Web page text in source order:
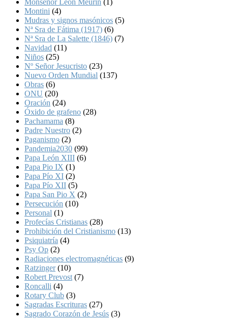
Montini (4)
Mudras y signos masónicos (5)
Nª Sra de Fátima (1917) (6)
Nª Sra de La Salette (1846) (7)
Navidad (11)
Niños (25)
Nº Señor Jesucristo (23)
Nuevo Orden Mundial (137)
Obras (6)
ONU (20)
Oración (24)
Óxido de grafeno (28)
Pachamama (8)
Padre Nuestro (2)
Paganismo (2)
Pandemia2030 (99)
Papa León XIII (6)
Papa Pio IX (1)
Papa Pío XI (2)
Papa Pío XII (5)
Papa San Pio X (2)
Persecución (10)
Personal (1)
Profecías Cristianas (28)
Prohibición del Cristianismo (13)
Psiquiatría (4)
Psy Op (2)
Radiaciones electromagnéticas (9)
Ratzinger(10)
Robert Prevost (7)
Roncalli (4)
Rotary Club (3)
Sagradas Escrituras (27)
Sagrado Corazón de Jesús (3)